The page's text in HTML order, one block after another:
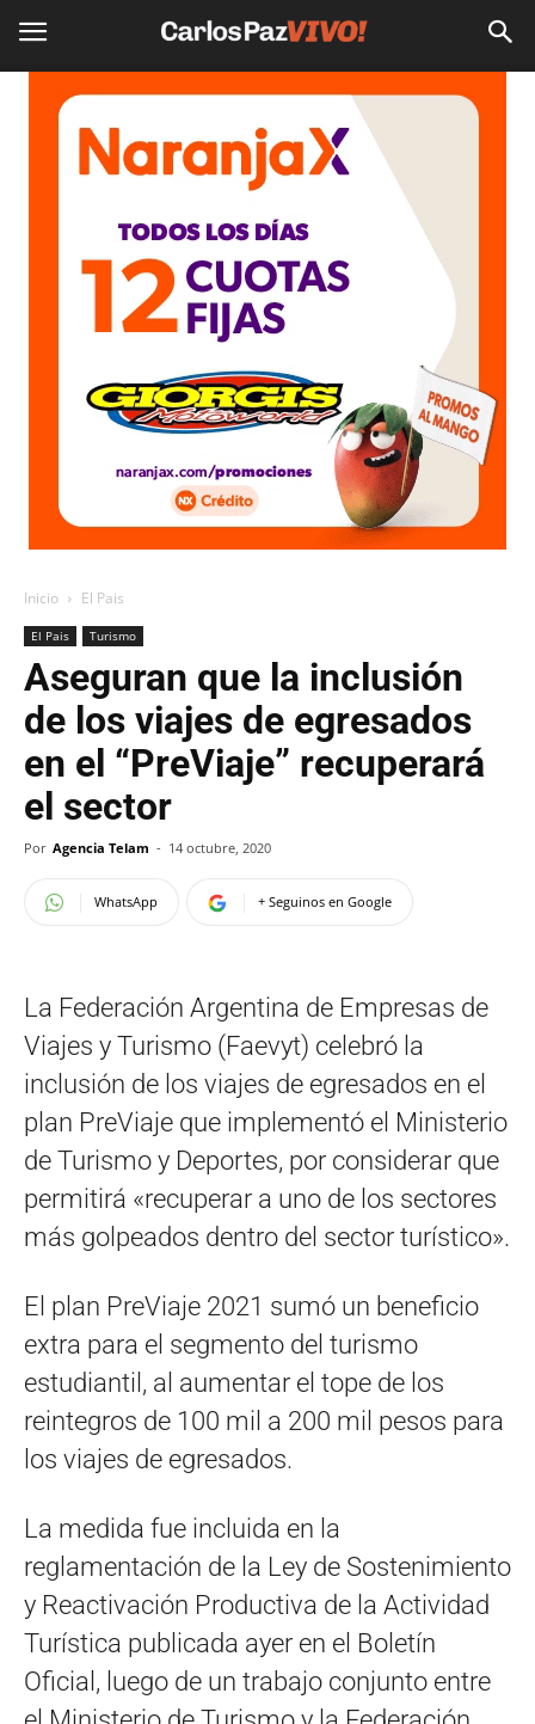
Inicio El Pais
El Pais Turismo
Aseguran que la inclusión
de los viajes de egresados
en el “PreViaje” recuperará
el sector
Por Agencia Telam - 14 octubre, 2020
WhatsApp + Seguinos en Google
La Federación Argentina de Empresas de
Viajes y Turismo (Faevyt) celebró la
inclusión de los viajes de egresados en el
plan PreViaje que implementó el Ministerio
de Turismo y Deportes, por considerar que
permitirá «recuperar a uno de los sectores
más golpeados dentro del sector turístico».
El plan PreViaje 2021 sumó un beneficio
extra para el segmento del turismo
estudiantil, al aumentar el tope de los
reintegros de 100 mil a 200 mil pesos para
los viajes de egresados.
La medida fue incluida en la
reglamentación de la Ley de Sostenimiento
y Reactivación Productiva de la Actividad
Turística publicada ayer en el Boletín
Oficial, luego de un trabajo conjunto entre